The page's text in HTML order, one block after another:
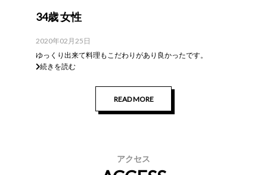
34歳 女性
2020年02月25日
ゆっくり出来て料理もこだわりがあり良かったです。
続きを読む
READ MORE
アクセス